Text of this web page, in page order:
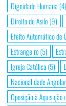
Dignidade Humana (4)
Direito de Asilo(9)
Efeito Automático de
Estrangeiro(5)
Igreja Católica (5)
Nacionalidade
Oposição à Aquisição